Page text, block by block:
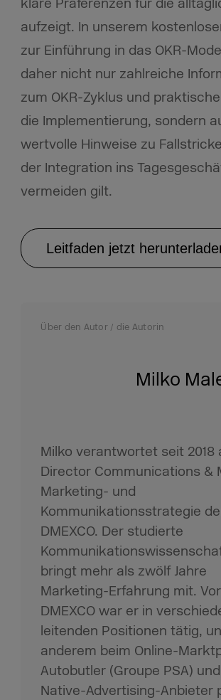
aufzeigt. In unserem
zur Einführung in das OKR-
daher nicht nur zahlreiche
zum OKR-Zyklus und
die Implementierung, sondern
wertvolle Hinweise zu
der Integration ins
vermeiden gilt.
Leitfaden jetzt
Über den Autor / die Autorin
Milko
Milko verantwortet seit 2018
Director Communications &
Marketing- und
Kommunikationsstrategie
DMEXCO. Der studierte
bringt mehr als zwölf Jahre
Marketing-Erfahrung mit.
DMEXCO war er in
leitenden Positionen tätig,
anderem beim Online-
Autobutler (Groupe PSA)
Native-Advertising-Anbieter